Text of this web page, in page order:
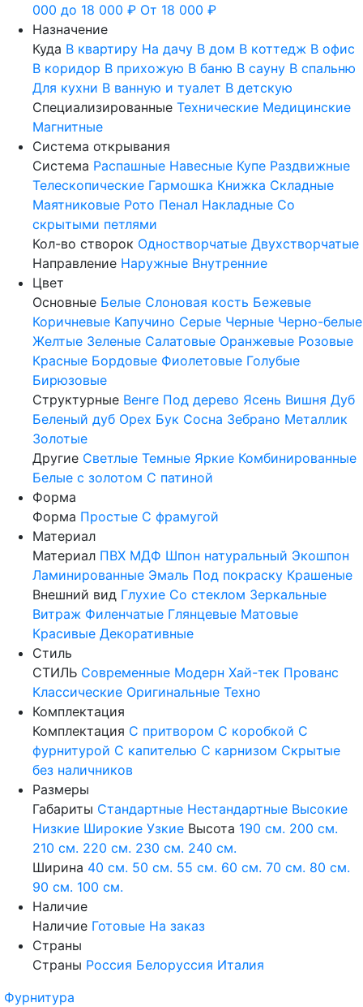
000 до 18 000 ₽ От 18 000 ₽
Назначение
Куда В квартиру На дачу В дом В коттедж В офис
В коридор В прихожую В баню В сауну В спальню
Для кухни В ванную и туалет В детскую
Специализированные Технические Медицинские
Магнитные
Система открывания
Система Распашные Навесные Купе Раздвижные
Телескопические Гармошка Книжка Складные
Маятниковые Рото Пенал Накладные Со
скрытыми петлями
Кол-во створок Одностворчатые Двухстворчатые
Направление Наружные Внутренние
Цвет
Основные Белые Слоновая кость Бежевые
Коричневые Капучино Серые Черные Черно-белые
Желтые Зеленые Салатовые Оранжевые Розовые
Красные Бордовые Фиолетовые Голубые
Бирюзовые
Структурные Венге Под дерево Ясень Вишня Дуб
Беленый дуб Орех Бук Сосна Зебрано Металлик
Золотые
Другие Светлые Темные Яркие Комбинированные
Белые с золотом С патиной
Форма
Форма Простые С фрамугой
Материал
Материал ПВХ МДФ Шпон натуральный Экошпон
Ламинированные Эмаль Под покраску Крашеные
Внешний вид Глухие Со стеклом Зеркальные
Витраж Филенчатые Глянцевые Матовые
Красивые Декоративные
Стиль
СТИЛЬ Современные Модерн Хай-тек Прованс
Классические Оригинальные Техно
Комплектация
Комплектация С притвором С коробкой С
фурнитурой С капителью С карнизом Скрытые
без наличников
Размеры
Габариты Стандартные Нестандартные Высокие
Низкие Широкие Узкие Высота 190 см. 200 см.
210 см. 220 см. 230 см. 240 см.
Ширина 40 см. 50 см. 55 см. 60 см. 70 см. 80 см.
90 см. 100 см.
Наличие
Наличие Готовые На заказ
Страны
Страны Россия Белоруссия Италия
Фурнитура